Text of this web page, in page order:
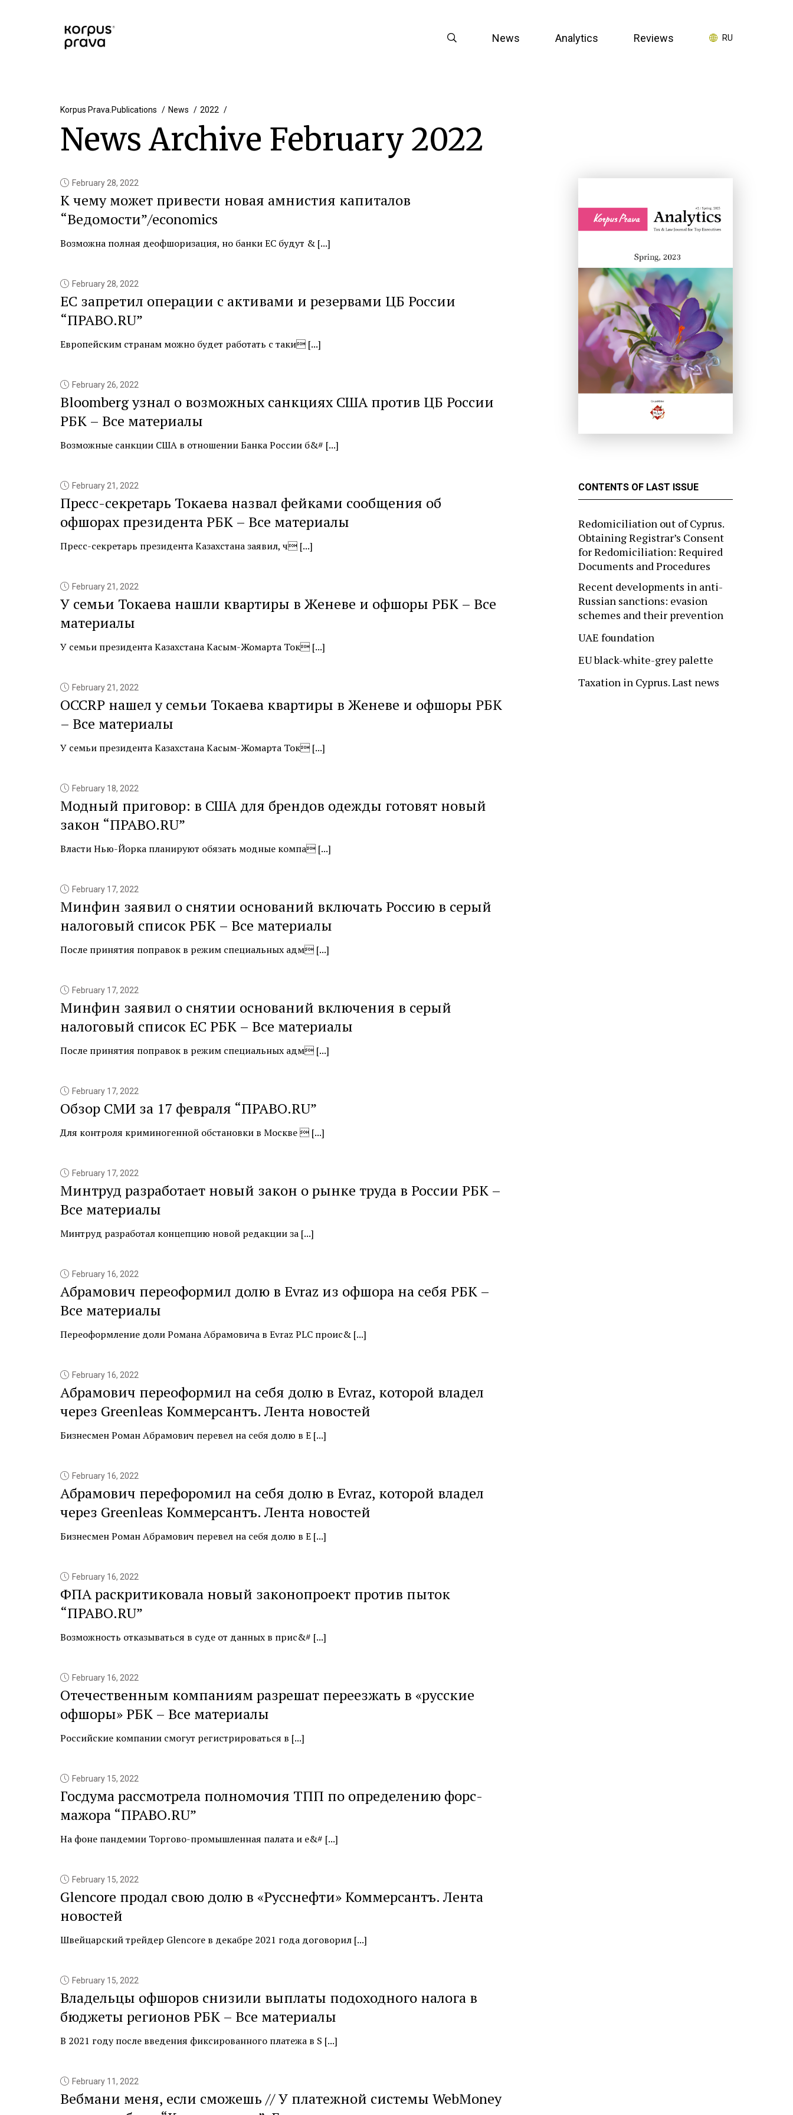
News Analytics Reviews RU
Korpus Prava.Publications News 2022
News Archive February 2022
February 28, 2022
К чему может привести новая амнистия капиталов
“Ведомости”/economics
Возможна полная деофшоризация, но банки ЕС будут & [...]
February 28, 2022
ЕС запретил операции с активами и резервами ЦБ России
“ПРАВО.RU”
Европейским странам можно будет работать с таки [...]
February 26, 2022
Bloomberg узнал о возможных санкциях США против ЦБ России
РБК – Все материалы
Возможные санкции США в отношении Банка России б&# [...]
February 21, 2022
Пресс-секретарь Токаева назвал фейками сообщения об
офшорах президента РБК – Все материалы
Пресс-секретарь президента Казахстана заявил, ч [...]
February 21, 2022
У семьи Токаева нашли квартиры в Женеве и офшоры РБК – Все
материалы
У семьи президента Казахстана Касым-Жомарта Ток [...]
February 21, 2022
OCCRP нашел у семьи Токаева квартиры в Женеве и офшоры РБК
– Все материалы
У семьи президента Казахстана Касым-Жомарта Ток [...]
February 18, 2022
Модный приговор: в США для брендов одежды готовят новый
закон “ПРАВО.RU”
Власти Нью-Йорка планируют обязать модные компа [...]
February 17, 2022
Минфин заявил о снятии оснований включать Россию в серый
налоговый список РБК – Все материалы
После принятия поправок в режим специальных адм [...]
February 17, 2022
Минфин заявил о снятии оснований включения в серый
налоговый список ЕС РБК – Все материалы
После принятия поправок в режим специальных адм [...]
February 17, 2022
Обзор СМИ за 17 февраля “ПРАВО.RU”
Для контроля криминогенной обстановки в Москве  [...]
February 17, 2022
Минтруд разработает новый закон о рынке труда в России РБК –
Все материалы
Минтруд разработал концепцию новой редакции за [...]
February 16, 2022
Абрамович переоформил долю в Evraz из офшора на себя РБК –
Все материалы
Переоформление доли Романа Абрамовича в Evraz PLC проис& [...]
February 16, 2022
Абрамович переоформил на себя долю в Evraz, которой владел
через Greenleas Коммерсантъ. Лента новостей
Бизнесмен Роман Абрамович перевел на себя долю в E [...]
February 16, 2022
Абрамович перефоромил на себя долю в Evraz, которой владел
через Greenleas Коммерсантъ. Лента новостей
Бизнесмен Роман Абрамович перевел на себя долю в E [...]
February 16, 2022
ФПА раскритиковала новый законопроект против пыток
“ПРАВО.RU”
Возможность отказываться в суде от данных в прис&# [...]
February 16, 2022
Отечественным компаниям разрешат переезжать в «русские
офшоры» РБК – Все материалы
Российские компании смогут регистрироваться в [...]
February 15, 2022
Госдума рассмотрела полномочия ТПП по определению форс-
мажора “ПРАВО.RU”
На фоне пандемии Торгово-промышленная палата и е&# [...]
February 15, 2022
Glencore продал свою долю в «Русснефти» Коммерсантъ. Лента
новостей
Швейцарский трейдер Glencore в декабре 2021 года договорил [...]
February 15, 2022
Владельцы офшоров снизили выплаты подоходного налога в
бюджеты регионов РБК – Все материалы
В 2021 году после введения фиксированного платежа в S [...]
February 11, 2022
Вебмани меня, если сможешь // У платежной системы WebMoney
CONTENTS OF LAST ISSUE
Redomiciliation out of Cyprus.
Obtaining Registrar’s Consent
for Redomiciliation: Required
Documents and Procedures
Recent developments in anti-
Russian sanctions: evasion
schemes and their prevention
UAE foundation
EU black-white-grey palette
Taxation in Cyprus. Last news